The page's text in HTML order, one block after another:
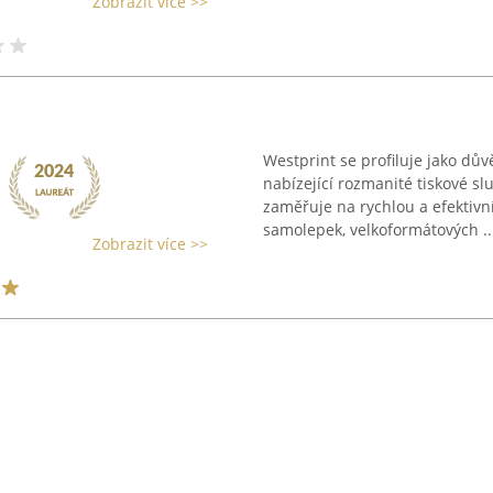
Zobrazit více >>
Westprint se profiluje jako
nabízející rozmanité tiskové
zaměřuje na rychlou a
samolepek, velkoformátových